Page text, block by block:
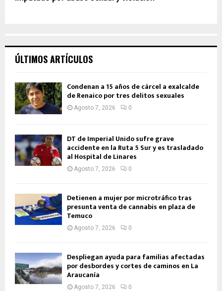
ÚLTIMOS ARTÍCULOS
Condenan a 15 años de cárcel a exalcalde
de Renaico por tres delitos sexuales
Agosto 7, 2026 0
DT de Imperial Unido sufre grave
accidente en la Ruta 5 Sur y es trasladado
al Hospital de Linares
Agosto 7, 2026 0
Detienen a mujer por microtráfico tras
presunta venta de cannabis en plaza de
Temuco
Agosto 7, 2026 0
Despliegan ayuda para familias afectadas
por desbordes y cortes de caminos en La
Araucanía
Agosto 7, 2026 0